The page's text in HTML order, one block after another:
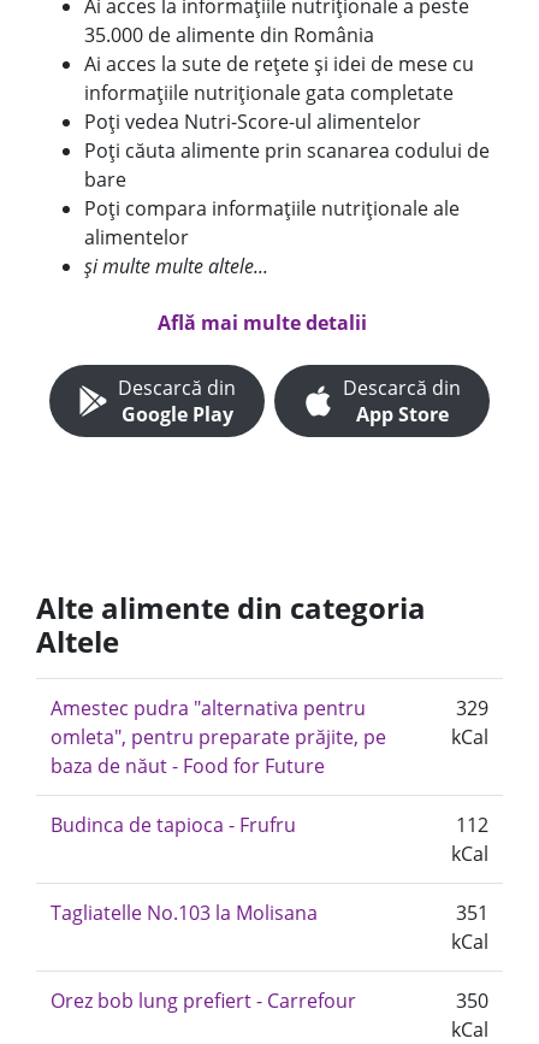
Ai acces la informațiile nutriționale a peste
35.000 de alimente din România
Ai acces la sute de rețete și idei de mese cu
informațiile nutriționale gata completate
Poți vedea Nutri-Score-ul alimentelor
Poți căuta alimente prin scanarea codului de
bare
Poți compara informațiile nutriționale ale
alimentelor
și multe multe altele...
Află mai multe detalii
Descarcă din
Google Play
Descarcă din
App Store
Alte alimente din categoria
Altele
Amestec pudra "alternativa pentru
omleta", pentru preparate prăjite, pe
baza de năut - Food for Future
329
kCal
Budinca de tapioca - Frufru
112
kCal
Tagliatelle No.103 la Molisana
351
kCal
Orez bob lung prefiert - Carrefour
350
kCal